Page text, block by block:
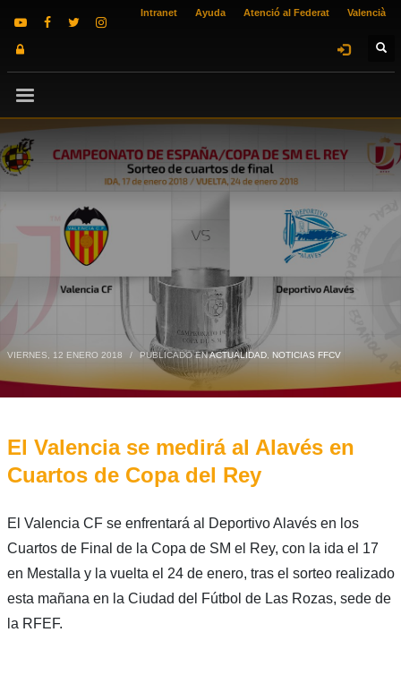
Intranet Ayuda Atenció al Federat Valencià
VIERNES, 12 ENERO 2018 / PUBLICADO ENACTUALIDAD, NOTICIAS FFCV
El Valencia se medirá al Alavés en
Cuartos de Copa del Rey
El Valencia CF se enfrentará al Deportivo Alavés en los
Cuartos de Final de la Copa de SM el Rey, con la ida el 17
en Mestalla y la vuelta el 24 de enero, tras el sorteo realizado
esta mañana en la Ciudad del Fútbol de Las Rozas, sede de
la RFEF.